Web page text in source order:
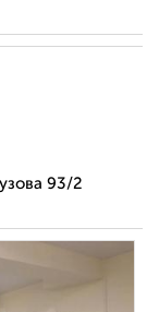
93/2